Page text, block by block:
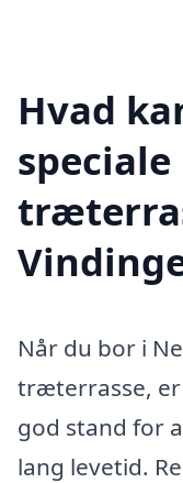
Hvad
Når du bor i
træterrasse,
god stand for
lang levetid.